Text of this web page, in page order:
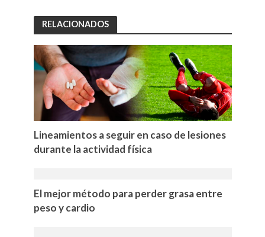
RELACIONADOS
Lineamientos a seguir en caso de lesiones
durante la actividad física
El mejor método para perder grasa entre
peso y cardio